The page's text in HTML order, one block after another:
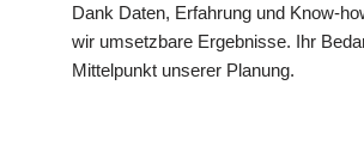
Dank Daten, Erfahrung und Know-
wir umsetzbare Ergebnisse. Ihr
Mittelpunkt unserer Planung.